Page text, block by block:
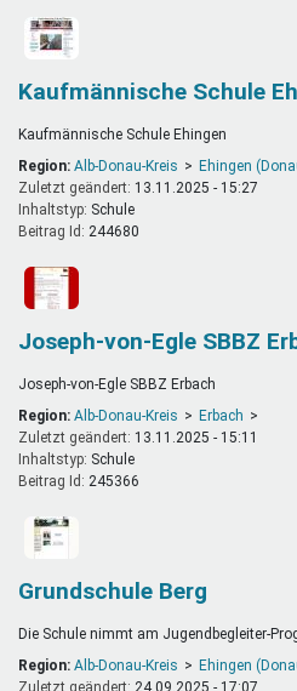
Kaufmännische Schule
Kaufmännische Schule Ehingen
Region: Alb-Donau-Kreis
Ehingen
Zuletzt geändert: 13.11.2025 - 15:27
Inhaltstyp:
schule
Beitrag Id: 244680
Joseph-von-Egle SBBZ
Joseph-von-Egle SBBZ Erbach
Region: Alb-Donau-Kreis
Erbach
Zuletzt geändert: 13.11.2025 - 15:11
Inhaltstyp:
schule
Beitrag Id: 245366
Grundschule Berg
Die Schule nimmt am Jugendbegleiter-
Region: Alb-Donau-Kreis
Ehingen
Zuletzt geändert: 24.09.2025 - 17:07